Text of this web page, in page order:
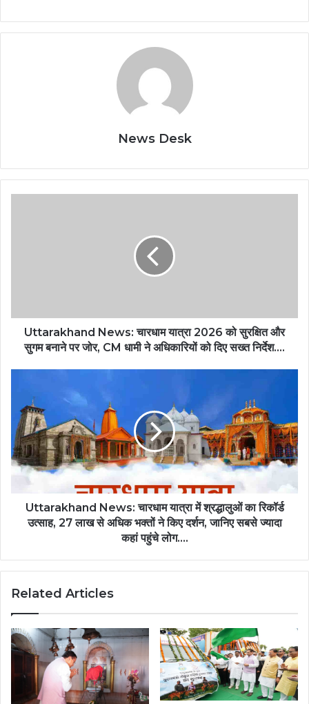
News Desk
सुगम
बनाने
अधिकारियों
को
दिए
सख्त
निर्देश….
Uttarakhand News: चारधाम यात्रा 2026 को सुरक्षित और
सुगम बनाने पर जोर, CM धामी ने अधिकारियों को दिए सख्त निर्देश….
चारधाम
यात्रा
में
श्रद्धालुओं
का
भक्तों
किए
सबसे
ज्यादा
पहुंचे
Uttarakhand News: चारधाम यात्रा में श्रद्धालुओं का रिकॉर्ड
उत्साह, 27 लाख से अधिक भक्तों ने किए दर्शन, जानिए सबसे ज्यादा
कहां पहुंचे लोग….
Related Articles